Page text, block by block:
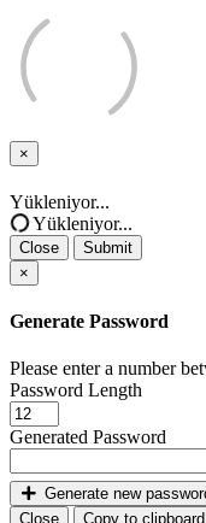
×
Close
Yükleniyor...
Yükleniyor...
Close
Submit
×
Generate Password
Please enter a number
Password Length
Generated Password
Generate new
Close
Copy to